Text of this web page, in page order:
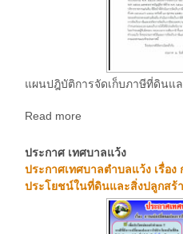
แผนปฎิบัติการจัดเก็บภาษีที่ดินแ
Read more
ประกาศ เทศบาลแว้ง
ประกาศเทศบาลตำบลแว้ง เรื่อง
ประโยชน์ในที่ดินและสิ่งปลูกสร้